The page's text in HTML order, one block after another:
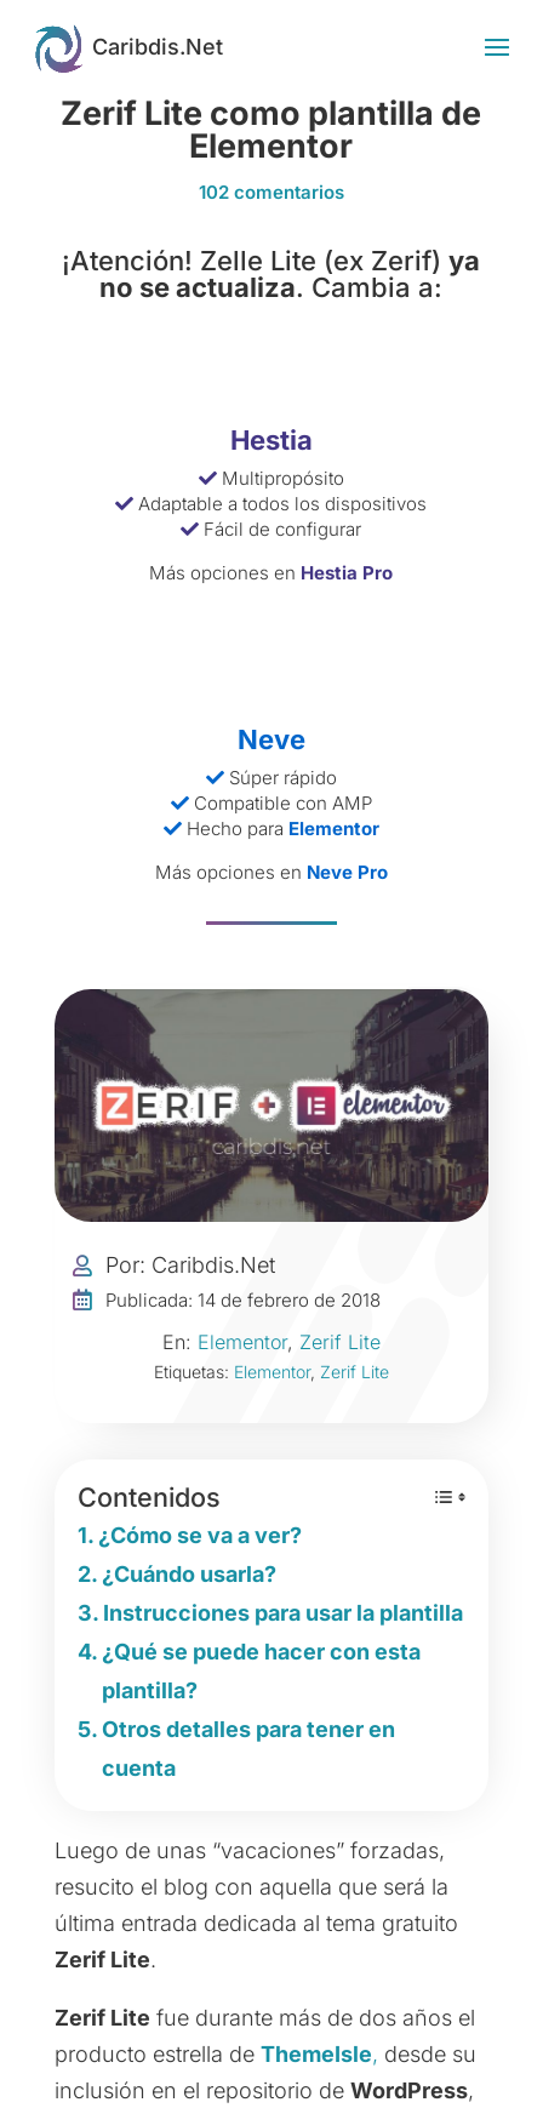
Zerif Lite como plantilla de
Elementor
102 comentarios
¡Atención! Zelle Lite (ex Zerif)ya
no se actualiza. Cambia a:
Hestia
Multipropósito
Adaptable a todos los dispositivos
Fácil de configurar
Más opciones en Hestia Pro
Neve
Súper rápido
Compatible con AMP
Hecho para Elementor
Más opciones en Neve Pro
 Por: Caribdis.Net
 Publicada: 14 de febrero de 2018
En: Elementor, Zerif Lite
Etiquetas: Elementor, Zerif Lite
Contenidos
¿Cómo se va a ver?
¿Cuándo usarla?
Instrucciones para usar la plantilla
¿Qué se puede hacer con esta
plantilla?
Otros detalles para tener en
cuenta
Luego de unas “vacaciones” forzadas,
resucito el blog con aquella que será la
última entrada dedicada al tema gratuito
Zerif Lite.
Zerif Lite fue durante más de dos años el
producto estrella de ThemeIsle, desde su
inclusión en el repositorio de WordPress,